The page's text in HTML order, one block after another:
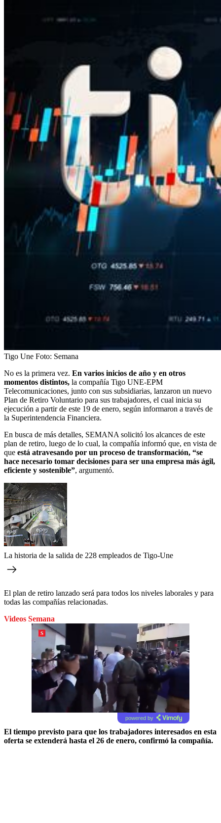
Tigo Une Foto: Semana
No es la primera vez. En varios inicios de año y en otros
momentos distintos, la compañía Tigo UNE-EPM
Telecomunicaciones, junto con sus subsidiarias, lanzaron un nuevo
Plan de Retiro Voluntario para sus trabajadores, el cual inicia su
ejecución a partir de este 19 de enero, según informaron a través de
la Superintendencia Financiera.
En busca de más detalles, SEMANA solicitó los alcances de este
plan de retiro, luego de lo cual, la compañía informó que, en vista de
que está atravesando por un proceso de transformación, “se
hace necesario tomar decisiones para ser una empresa más ágil,
eficiente y sostenible”, argumentó.
La historia de la salida de 228 empleados de Tigo-Une
El plan de retiro lanzado será para todos los niveles laborales y para
todas las compañías relacionadas.
Videos Semana
powered by
El tiempo previsto para que los trabajadores interesados en esta
oferta se extenderá hasta el 26 de enero, confirmó la compañía.